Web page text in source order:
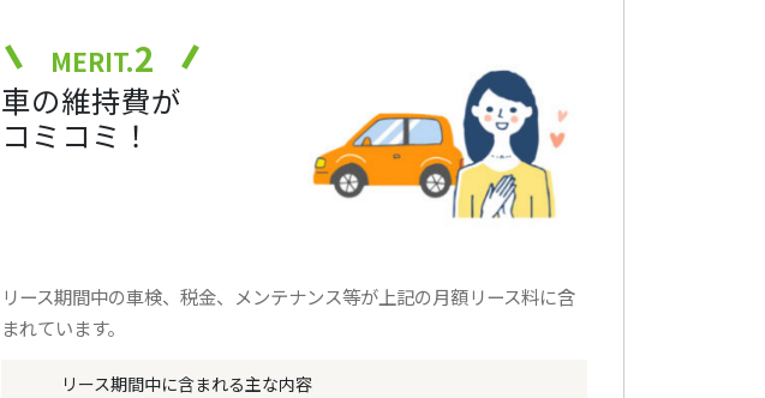
MERIT.2
車の維持費が
コミコミ！
リース期間中の車検、税金、メンテナンス等が上記の月額リース料に含
まれています。
リース期間中に含まれる主な内容